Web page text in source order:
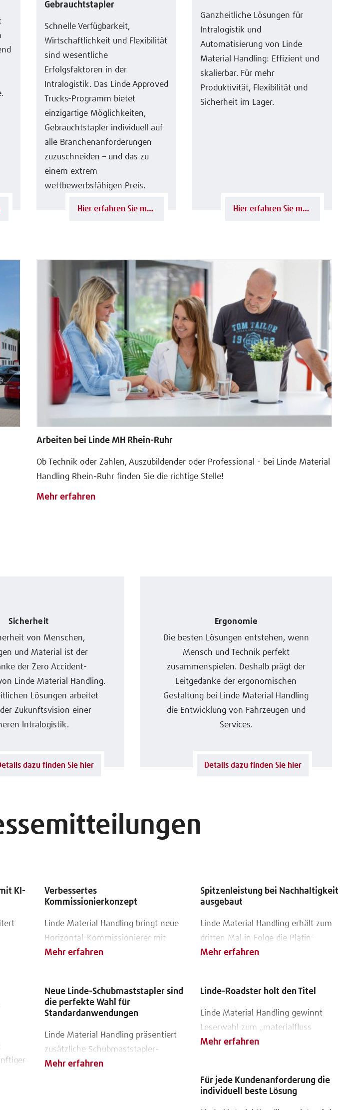
Gebrauchtstapler
Schnelle Verfügbarkeit,
Wirtschaftlichkeit und Flexibilität
sind wesentliche
Erfolgsfaktoren in der
Intralogistik. Das Linde Approved
Trucks-Programm bietet
einzigartige Möglichkeiten,
Gebrauchtstapler individuell auf
alle Branchenanforderungen
zuzuschneiden – und das zu
einem extrem
wettbewerbsfähigen Preis.
Hier erfahren Sie mehr
Ganzheitliche Lösungen für
Intralogistik und
Automatisierung von Linde
Material Handling: Effizient und
skalierbar. Für mehr
Produktivität, Flexibilität und
Sicherheit im Lager.
Hier erfahren Sie mehr
Arbeiten bei Linde MH Rhein-Ruhr
Ob Technik oder Zahlen, Auszubildender oder Professional - bei Linde Material
Handling Rhein-Ruhr finden Sie die richtige Stelle!
Mehr erfahren
Sicherheit
von Menschen,
und Material ist der
der Zero Accident-
Linde Material Handling.
Lösungen arbeitet
Zukunftsvision einer
Intralogistik.
dazu finden Sie hier
Ergonomie
Die besten Lösungen entstehen, wenn
Mensch und Technik perfekt
zusammenspielen. Deshalb prägt der
Leitgedanke der ergonomischen
Gestaltung bei Linde Material Handling
die Entwicklung von Fahrzeugen und
Services.
Details dazu finden Sie hier
KI-
Verbessertes
Kommissionierkonzept
Linde Material Handling bringt neue
Horizontal-Kommissionierer mit
integrierter Li-ION-Batterie auf den
Mehr erfahren
Spitzenleistung bei Nachhaltigkeit
ausgebaut
Linde Material Handling erhält zum
dritten Mal in Folge die Platin-
Auszeichnung von EcoVadis
Mehr erfahren
Neue Linde-Schubmaststapler sind
die perfekte Wahl für
Standardanwendungen
Linde Material Handling präsentiert
zusätzliche Schubmaststapler-
Baureihe für Agilität, Sicherheit und
Mehr erfahren
Linde-Roadster holt den Titel
Linde Material Handling gewinnt
Leserwahl zum „materialfluss
PRODUKT DES JAHRES 2026“ in der
Mehr erfahren
Für jede Kundenanforderung die
individuell beste Lösung